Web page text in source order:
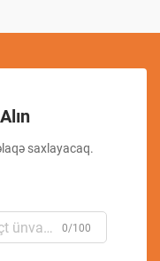
saxlayacaq.
0/100